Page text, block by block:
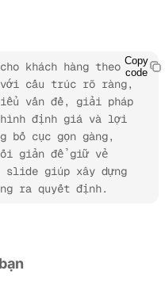
khách hàng theo
cấu trúc rõ ràng,
vấn đề, giải pháp
định giá và lợi
bố cục gọn gàng,
giản để giữ vẻ
slide giúp xây dựng
ra quyết định.
Copy
code